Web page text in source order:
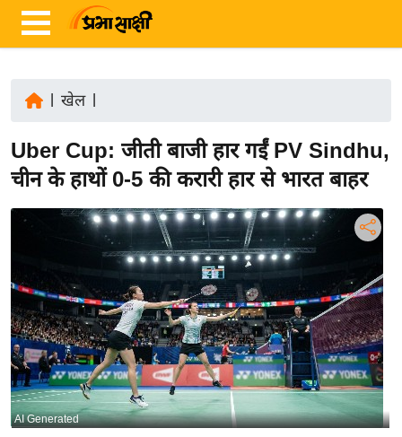
ज़ा
ख
र
ष्ट्री
य
अं
त
र्रा
ष्ट्री
य
खेल|
Uber Cup: जीती बाजी हार गईं PV Sindhu,
चीन के हाथों 0-5 की करारी हार से भारत बाहर
AI Generated